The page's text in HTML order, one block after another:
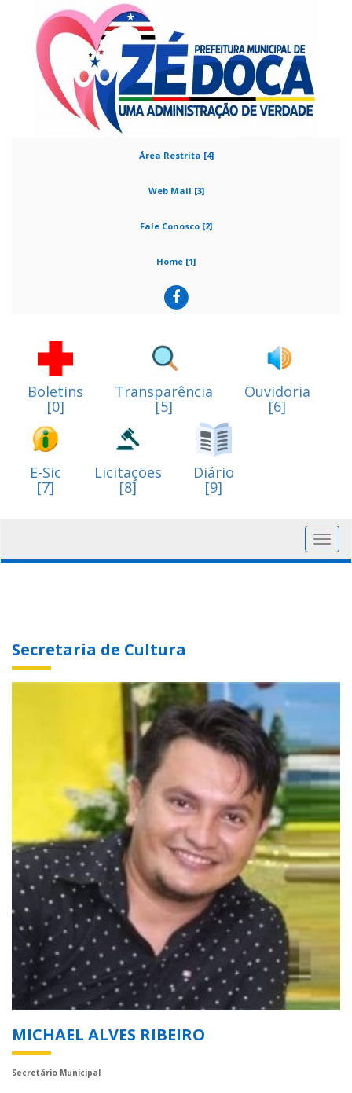
Área Restrita [4]
Web Mail [3]
Fale Conosco [2]
Home [1]
Boletins
[0]
Transparência
[5]
Ouvidoria
[6]
E-Sic
[7]
Licitações
[8]
Diário
[9]
Secretaria de Cultura
MICHAEL ALVES RIBEIRO
Secretário Municipal